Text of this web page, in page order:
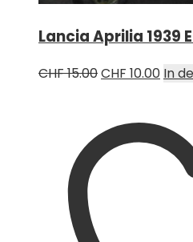
Lancia Aprilia 1939
CHF15.00Ursprünglicher
CHF 15.00
CHF 10.00
CHF
In